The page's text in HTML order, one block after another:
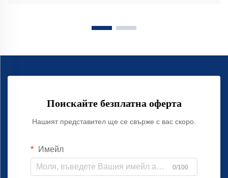
Поискайте безплатна оферта
Нашият представител ще се свърже с вас скоро.
Имейл
0/100